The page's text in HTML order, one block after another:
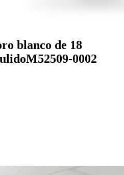
blanco de 18
M52509-0002